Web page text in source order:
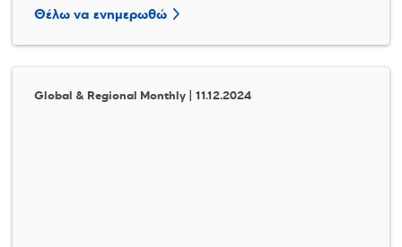
Θέλω να ενημερωθώ
Global & Regional Monthly | 11.12.2024